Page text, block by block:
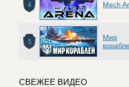
4 Mech
5
Мир
СВЕЖЕЕ ВИДЕО